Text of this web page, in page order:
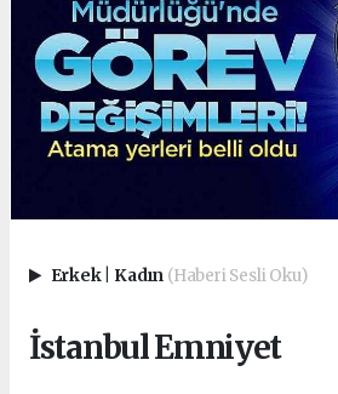
Erkek Kadın (Haberi Sesli Oku)
İstanbul Emniyet